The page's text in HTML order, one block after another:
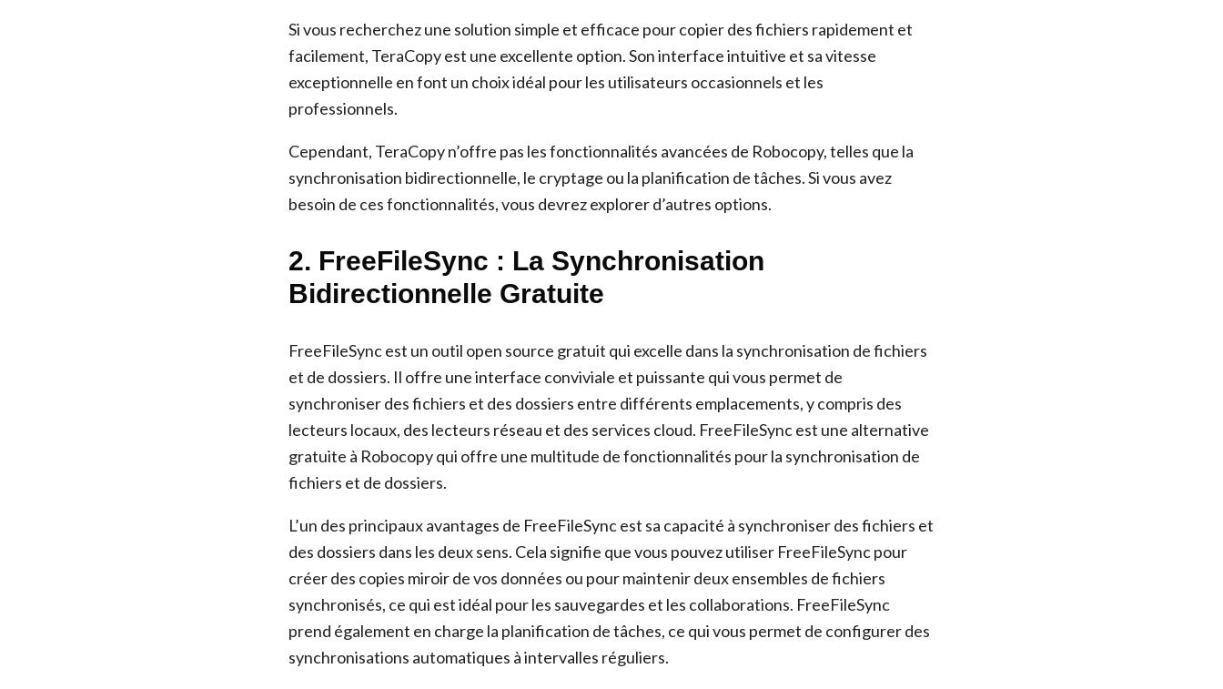
Si vous recherchez une solution simple et efficace pour copier des fichiers rapidement et
facilement, TeraCopy est une excellente option. Son interface intuitive et sa vitesse
exceptionnelle en font un choix idéal pour les utilisateurs occasionnels et les
professionnels.
Cependant, TeraCopy n’offre pas les fonctionnalités avancées de Robocopy, telles que la
synchronisation bidirectionnelle, le cryptage ou la planification de tâches. Si vous avez
besoin de ces fonctionnalités, vous devrez explorer d’autres options.
2. FreeFileSync : La Synchronisation
Bidirectionnelle Gratuite
FreeFileSync est un outil open source gratuit qui excelle dans la synchronisation de fichiers
et de dossiers. Il offre une interface conviviale et puissante qui vous permet de
synchroniser des fichiers et des dossiers entre différents emplacements, y compris des
lecteurs locaux, des lecteurs réseau et des services cloud. FreeFileSync est une alternative
gratuite à Robocopy qui offre une multitude de fonctionnalités pour la synchronisation de
fichiers et de dossiers.
L’un des principaux avantages de FreeFileSync est sa capacité à synchroniser des fichiers et
des dossiers dans les deux sens. Cela signifie que vous pouvez utiliser FreeFileSync pour
créer des copies miroir de vos données ou pour maintenir deux ensembles de fichiers
synchronisés, ce qui est idéal pour les sauvegardes et les collaborations. FreeFileSync
prend également en charge la planification de tâches, ce qui vous permet de configurer des
synchronisations automatiques à intervalles réguliers.